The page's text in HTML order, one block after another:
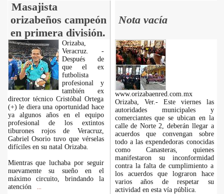
Masajista
orizabeños campeón
en primera división.
Nota vacía
Orizaba,
Veracruz. -
Después de
que el ex
futbolista
profesional y
también ex
director técnico Cristóbal Ortega
(+) le diera una oportunidad hace
ya algunos años en el equipo
profesional de los extintos
tiburones rojos de Veracruz,
Gabriel Osorio tuvo que vérselas
difíciles en su natal Orizaba.
Mientras que luchaba por seguir
nuevamente su sueño en el
máximo circuito, brindando la
atención
www.orizabaenred.com.mx
Orizaba, Ver.- Este viernes las
autoridades municipales y
comerciantes que se ubican en la
calle de Norte 2, deberán llegar a
acuerdos que convengan sobre
todo a las expendedoras conocidas
como Canasteras, quienes
manifestaron su inconformidad
contra la falta de cumplimiento a
los acuerdos que lograron hace
varios años de respetar su
actividad en esta vía pública.